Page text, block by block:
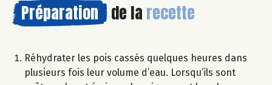
Préparation de la recette
Réhydrater les pois cassés quelques heures dans
plusieurs fois leur volume d’eau. Lorsqu’ils sont